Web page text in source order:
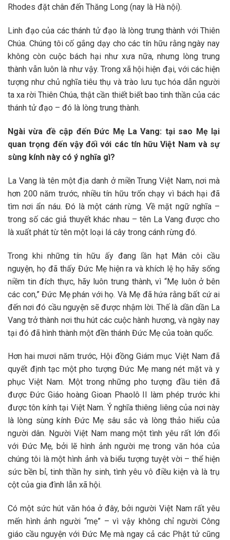
Rhodes đặt chân đến Thăng Long (nay là Hà nội).
Linh đạo của các thánh tử đạo là lòng trung thành với Thiên
Chúa. Chúng tôi cố gắng dạy cho các tín hữu rằng ngày nay
không còn cuộc bách hại như xưa nữa, nhưng lòng trung
thành vẫn luôn là như vậy. Trong xã hội hiện đại, với các hiện
tượng như chủ nghĩa tiêu thụ và trào lưu tục hóa dẫn người
ta xa rời Thiên Chúa, thật cần thiết biết bao tinh thần của các
thánh tử đạo – đó là lòng trung thành.
Ngài vừa đề cập đến Đức Mẹ La Vang: tại sao Mẹ lại
quan trọng đến vậy đối với các tín hữu Việt Nam và sự
sùng kính này có ý nghĩa gì?
La Vang là tên một địa danh ở miền Trung Việt Nam, nơi mà
hơn 200 năm trước, nhiều tín hữu trốn chạy vì bách hại đã
tìm nơi ẩn náu. Đó là một cánh rừng. Về mặt ngữ nghĩa –
trong số các giả thuyết khác nhau – tên La Vang được cho
là xuất phát từ tên một loại lá cây trong cánh rừng đó.
Trong khi những tín hữu ấy đang lần hạt Mân côi cầu
nguyện, họ đã thấy Đức Mẹ hiện ra và khích lệ họ hãy sống
niềm tin đích thực, hãy luôn trung thành, vì “Mẹ luôn ở bên
các con,” Đức Mẹ phán với họ. Và Mẹ đã hứa rằng bất cứ ai
đến nơi đó cầu nguyện sẽ được nhậm lời. Thế là dần dần La
Vang trở thành nơi thu hút các cuộc hành hương, và ngày nay
tại đó đã hình thành một đền thánh Đức Mẹ của toàn quốc.
Hơn hai mươi năm trước, Hội đồng Giám mục Việt Nam đã
quyết định tạc một pho tượng Đức Mẹ mang nét mặt và y
phục Việt Nam. Một trong những pho tượng đầu tiên đã
được Đức Giáo hoàng Gioan Phaolô II làm phép trước khi
được tôn kính tại Việt Nam. Ý nghĩa thiêng liêng của nơi này
là lòng sùng kính Đức Mẹ sâu sắc và lòng thảo hiếu của
người dân. Người Việt Nam mang một tình yêu rất lớn đối
với Đức Mẹ, bởi lẽ hình ảnh người mẹ trong văn hóa của
chúng tôi là một hình ảnh và biểu tượng tuyệt vời – thể hiện
sức bền bỉ, tinh thần hy sinh, tình yêu vô điều kiện và là trụ
cột của gia đình lẫn xã hội.
Có một sức hút văn hóa ở đây, bởi người Việt Nam rất yêu
mến hình ảnh người “mẹ” – vì vậy không chỉ người Công
giáo cầu nguyện với Đức Mẹ mà ngay cả các Phật tử cũng